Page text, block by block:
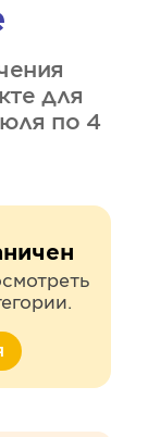
для
по 4